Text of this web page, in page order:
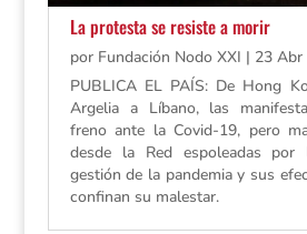
La protesta se resiste a morir
por Fundación Nodo XXI | 23 Abr
PUBLICA EL PAÍS: De Hong
Argelia a Líbano, las
freno ante la Covid-19, pero
desde la Red espoleadas
gestión de la pandemia y sus
confinan su malestar.